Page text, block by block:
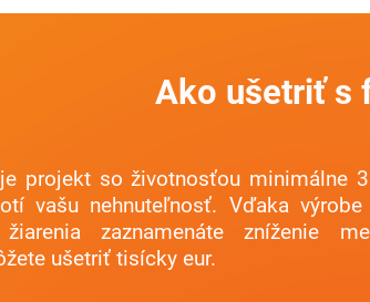
Ako ušetriť s
projekt so životnosťou minimálne
vašu nehnuteľnosť. Vďaka výrobe
zaznamenáte zníženie
ušetriť tisícky eur.